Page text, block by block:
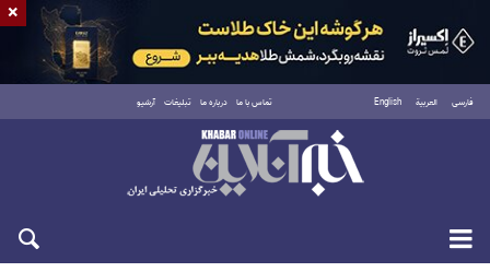
فارسی العربية English تماس با ما درباره ما تبلیغات آرشیو
پنجشنبه ۱۵ مرداد ۱۴۰۵
×